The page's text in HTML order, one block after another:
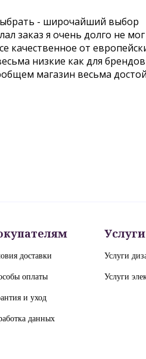
- широчайший выбор
заказ я очень долго не мог
качественное от
низкие как для
магазин весьма
доставки
оплаты
и уход
данных
Услуги
Услуги
Услуги